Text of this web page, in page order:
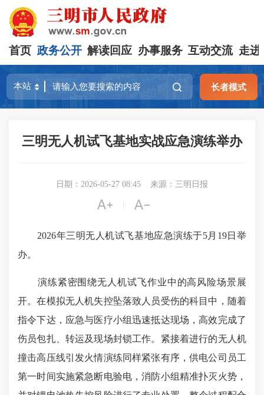
首页 政务公开 解读回应 办事服务 互动交流 走进
长者模式
三明无人机试飞基地实战应急演练举办
日期：2026-05-27 08:45 来源：三明日报
 
2026年三明无人机试飞基地应急演练于5月19日举
办。
演练紧密围绕无人机试飞作业中的高风险场景展
开。在模拟无人机失控坠落致人员受伤的科目中，随着
指令下达，应急与医疗小组迅速抵达现场，高效完成了
伤员包扎、转运及现场封锁工作。紧接着进行的无人机
撞击高压线引发火情演练同样紧张有序，供电公司员工
第一时间实施紧急断电验电，消防小组精准扑灭火势，